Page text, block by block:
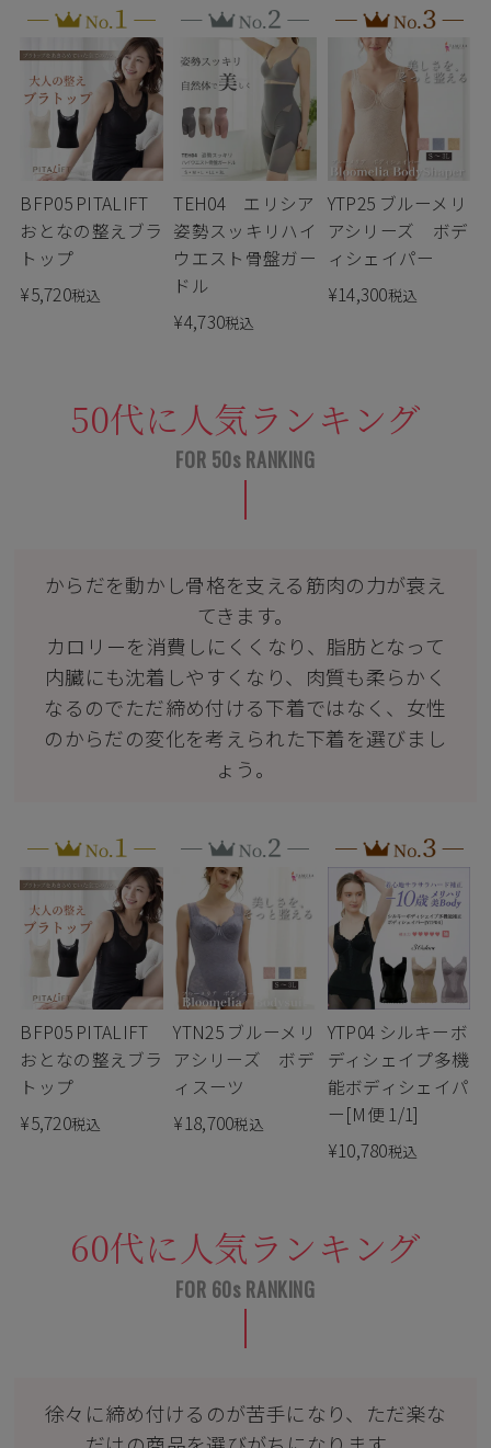
BFP05 PITALIFT
おとなの整えブラ
トップ
¥5,720税込
TEH04 エリシア
姿勢スッキリハイ
ウエスト骨盤ガー
ドル
¥4,730税込
YTP25 ブルーメリ
アシリーズ ボデ
ィシェイパー
¥14,300税込
50代に人気ランキング
からだを動かし骨格を支える筋肉の力が衰え
てきます。
カロリーを消費しにくくなり、脂肪となって
内臓にも沈着しやすくなり、肉質も柔らかく
なるのでただ締め付ける下着ではなく、女性
のからだの変化を考えられた下着を選びまし
ょう。
BFP05 PITALIFT
おとなの整えブラ
トップ
¥5,720税込
YTN25 ブルーメリ
アシリーズ ボデ
ィスーツ
¥18,700税込
YTP04 シルキーボ
ディシェイプ多機
能ボディシェイパ
ー[M便 1/1]
¥10,780税込
60代に人気ランキング
徐々に締め付けるのが苦手になり、ただ楽な